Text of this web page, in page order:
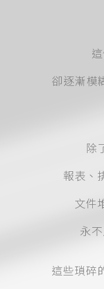
卻逐漸模
除
報表、
文件
永
這些瑣碎